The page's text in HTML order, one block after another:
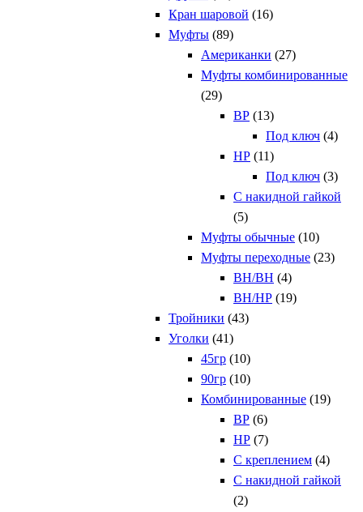
Кран шаровой (16)
Муфты (89)
Американки (27)
Муфты комбинированные
(29)
ВР (13)
Под ключ (4)
НР (11)
Под ключ (3)
С накидной гайкой
(5)
Муфты обычные (10)
Муфты переходные (23)
ВН/ВН (4)
ВН/НР (19)
Тройники (43)
Уголки (41)
45гр (10)
90гр (10)
Комбинированные (19)
ВР (6)
НР (7)
С креплением (4)
С накидной гайкой
(2)